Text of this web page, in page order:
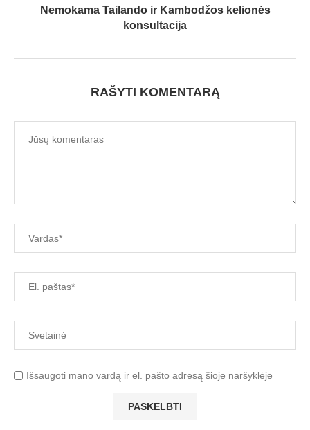
Nemokama Tailando ir Kambodžos kelionės
konsultacija
RAŠYTI KOMENTARĄ
Išsaugoti mano vardą ir el. pašto adresą šioje naršyklėje